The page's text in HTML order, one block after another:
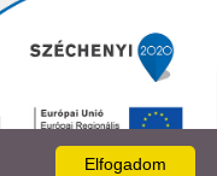
Elfogadom